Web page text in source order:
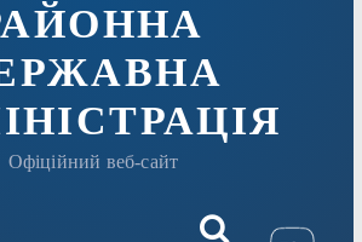
Офіційний веб-сайт